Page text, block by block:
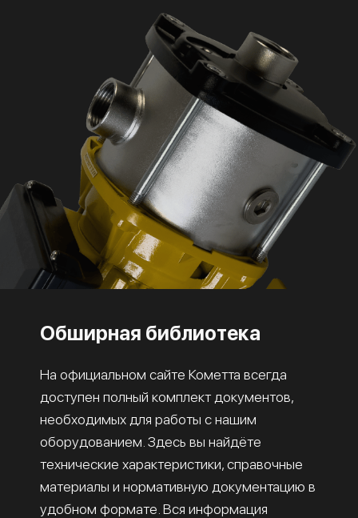
Обширная библиотека
На официальном сайте Кометта всегда
доступен полный комплект документов,
необходимых для работы с нашим
оборудованием. Здесь вы найдёте
технические характеристики, справочные
материалы и нормативную документацию в
удобном формате. Вся информация